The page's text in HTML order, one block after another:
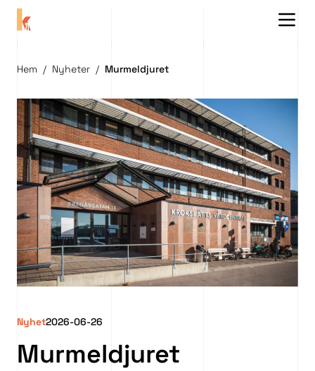
Hem / Nyheter / Murmeldjuret
Nyhet2026-06-26
Murmeldjuret